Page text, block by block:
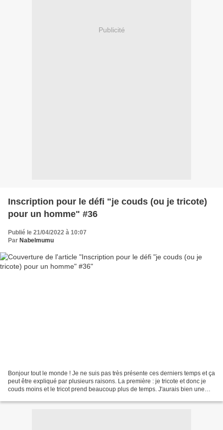
Publicité
Inscription pour le défi "je couds (ou je tricote)
pour un homme" #36
Publié le 21/04/2022 à 10:07
Par Nabelmumu
Bonjour tout le monde ! Je ne suis pas très présente ces derniers temps et ça
peut être expliqué par plusieurs raisons. La première : je tricote et donc je
couds moins et le tricot prend beaucoup plus de temps. J'aurais bien une